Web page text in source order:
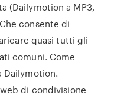
(Dailymotion a MP3,
consente di
quasi tutti gli
comuni. Come
Dailymotion.
di condivisione